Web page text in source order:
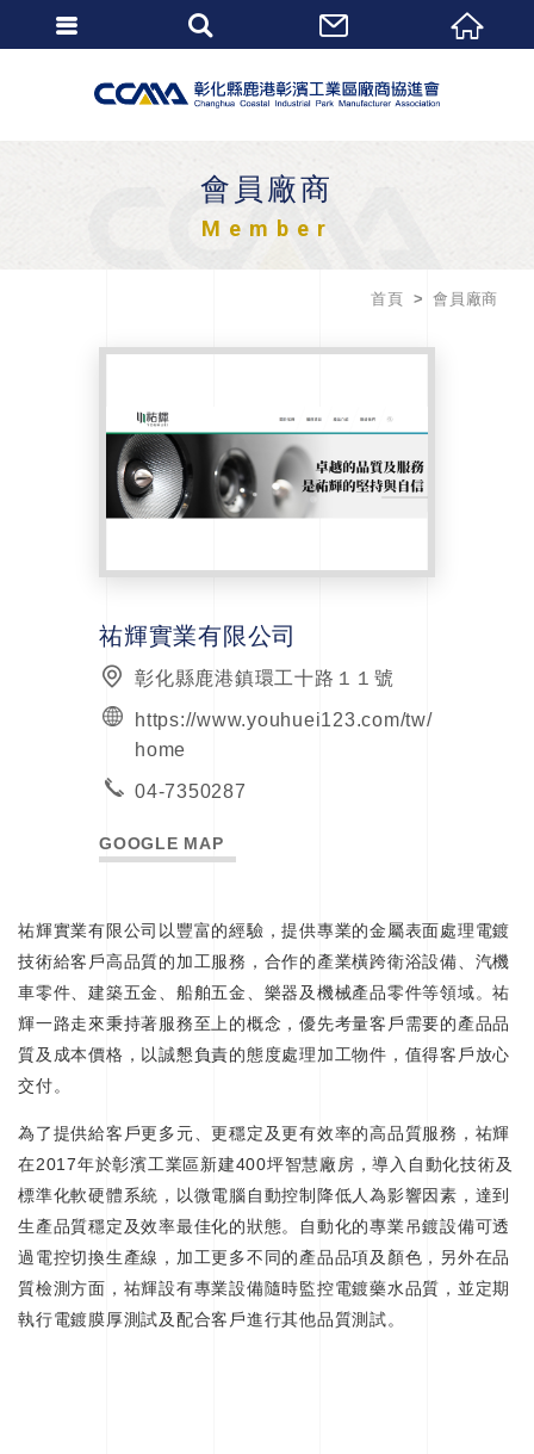
會員廠商
Member
首頁 會員廠商
祐輝實業有限公司
彰化縣鹿港鎮環工十路１１號
https://www.youhuei123.com/tw/
home
04-7350287
GOOGLE MAP
祐輝實業有限公司以豐富的經驗，提供專業的金屬表面處理電鍍
技術給客戶高品質的加工服務，合作的產業橫跨衛浴設備、汽機
車零件、建築五金、船舶五金、樂器及機械產品零件等領域。祐
輝一路走來秉持著服務至上的概念，優先考量客戶需要的產品品
質及成本價格，以誠懇負責的態度處理加工物件，值得客戶放心
交付。
為了提供給客戶更多元、更穩定及更有效率的高品質服務，祐輝
在2017年於彰濱工業區新建400坪智慧廠房，導入自動化技術及
標準化軟硬體系統，以微電腦自動控制降低人為影響因素，達到
生產品質穩定及效率最佳化的狀態。自動化的專業吊鍍設備可透
過電控切換生產線，加工更多不同的產品品項及顏色，另外在品
質檢測方面，祐輝設有專業設備隨時監控電鍍藥水品質，並定期
執行電鍍膜厚測試及配合客戶進行其他品質測試。